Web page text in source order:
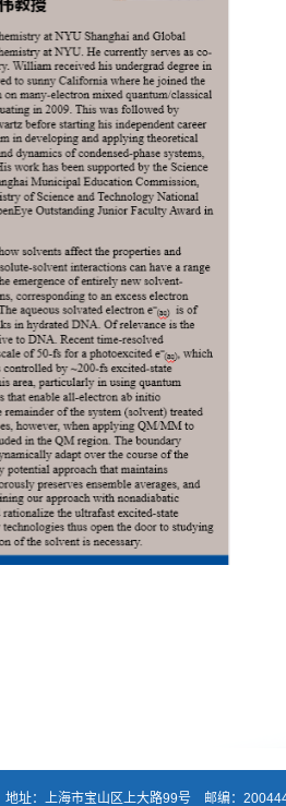
地址：上海市宝山区上大路99号 邮编：